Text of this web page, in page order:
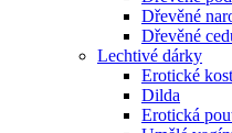
Dřevěné
Dřevěné
Lechtivé dárky
Erotické
Dilda
Erotická